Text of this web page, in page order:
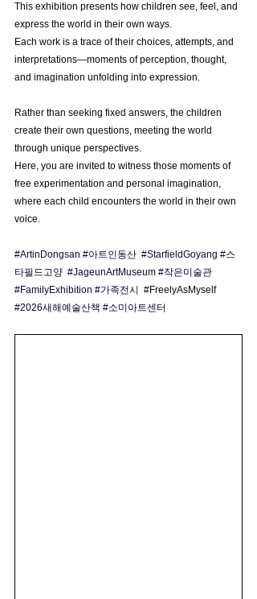
This exhibition presents how children see, feel, and
express the world in their own ways.
Each work is a trace of their choices, attempts, and
interpretations—moments of perception, thought,
and imagination unfolding into expression.
Rather than seeking fixed answers, the children
create their own questions, meeting the world
through unique perspectives.
Here, you are invited to witness those moments of
free experimentation and personal imagination,
where each child encounters the world in their own
voice.
#ArtinDongsan #아트인동산 #StarfieldGoyang #스
타필드고양 #JageunArtMuseum #작은미술관
#FamilyExhibition #가족전시
  #
FreelyAsMyself
#2026새해예술산책 #소미아트센터